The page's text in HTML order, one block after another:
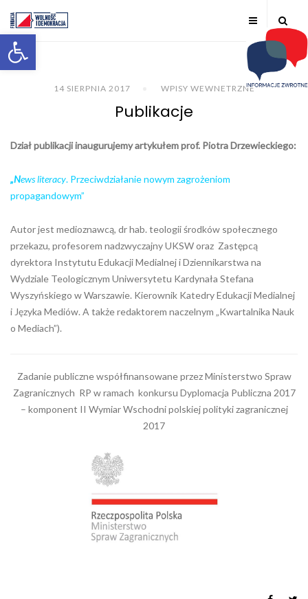
Otwórz pasek narzędzi
14 SIERPNIA 2017 WPISY WEWNETRZNE
Publikacje
Dział publikacji inaugurujemy artykułem prof. Piotra Drzewieckiego:
„News literacy. Przeciwdziałanie nowym zagrożeniom
propagandowym”
Autor jest medioznawcą, dr hab. teologii środków społecznego
przekazu, profesorem nadzwyczajny UKSW oraz Zastępcą
dyrektora Instytutu Edukacji Medialnej i Dziennikarstwa na
Wydziale Teologicznym Uniwersytetu Kardynała Stefana
Wyszyńskiego w Warszawie. Kierownik Katedry Edukacji Medialnej
i Języka Mediów. A także redaktorem naczelnym „Kwartalnika Nauk
o Mediach”).
Zadanie publiczne współfinansowane przez Ministerstwo Spraw
Zagranicznych RP w ramach konkursu Dyplomacja Publiczna 2017
– komponent II Wymiar Wschodni polskiej polityki zagranicznej
2017